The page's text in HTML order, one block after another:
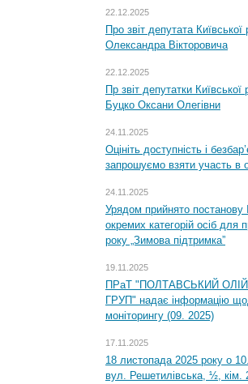
22.12.2025
Про звіт депутата
Олександра Вікторовича
22.12.2025
Пр звіт депутатки
Буцко Оксани Олегівни
24.11.2025
Оцініть доступність і
запрошуємо взяти участь в
24.11.2025
Урядом прийнято постанову
окремих категорій осіб для
року „Зимова підтримка”
19.11.2025
ПРаТ "ПОЛТАВСЬКИЙ
ГРУП" надає інформацію
моніторингу (09. 2025)
17.11.2025
18 листопада 2025 року о
вул. Решетилівська, ½, кім.